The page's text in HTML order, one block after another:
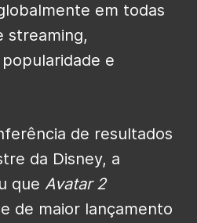
em todas
streaming,
e
de resultados
da Disney, a
que Avatar 2
de maior lançamento